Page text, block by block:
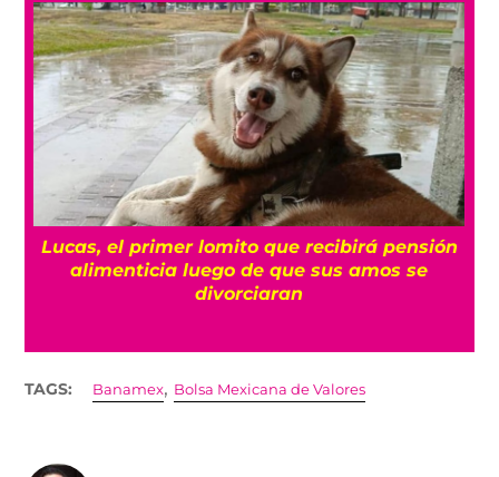
Trump firma decreto contra el turismo de
nacimiento, ¿de qué va y a quiénes
TAGS: Banamex, Bolsa Mexicana de Valores